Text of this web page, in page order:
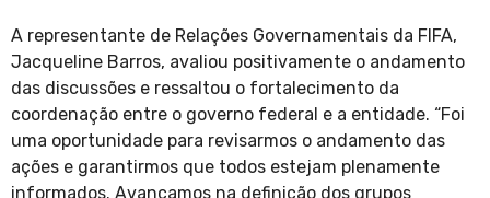
A representante de Relações Governamentais da FIFA,
Jacqueline Barros, avaliou positivamente o andamento
das discussões e ressaltou o fortalecimento da
coordenação entre o governo federal e a entidade. “Foi
uma oportunidade para revisarmos o andamento das
ações e garantirmos que todos estejam plenamente
informados. Avançamos na definição dos grupos